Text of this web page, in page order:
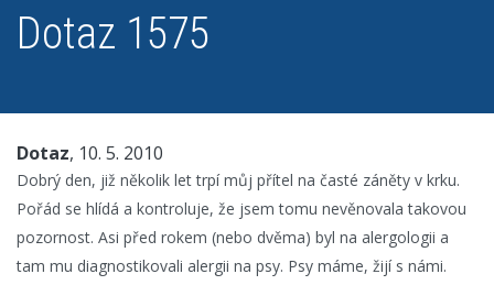
Dotaz 1575
Dotaz, 10. 5. 2010
Dobrý den, již několik let trpí můj přítel na časté záněty v krku.
Pořád se hlídá a kontroluje, že jsem tomu nevěnovala takovou
pozornost. Asi před rokem (nebo dvěma) byl na alergologii a
tam mu diagnostikovali alergii na psy. Psy máme, žijí s námi.